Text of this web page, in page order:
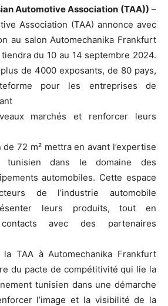
Automotive Association (TAA)) –
Association (TAA) annonce avec
au salon Automechanika Frankfurt
du 10 au 14 septembre 2024.
de 4000 exposants, de 80 pays,
pour les entreprises de
marchés et renforcer leurs
72 m² mettra en avant l’expertise
dans le domaine des
automobiles. Cette espace
de l’industrie automobile
leurs produits, tout en
avec des partenaires
TAA à Automechanika Frankfurt
du pacte de compétitivité qui lie la
tunisien dans une démarche
l’image et la visibilité de la